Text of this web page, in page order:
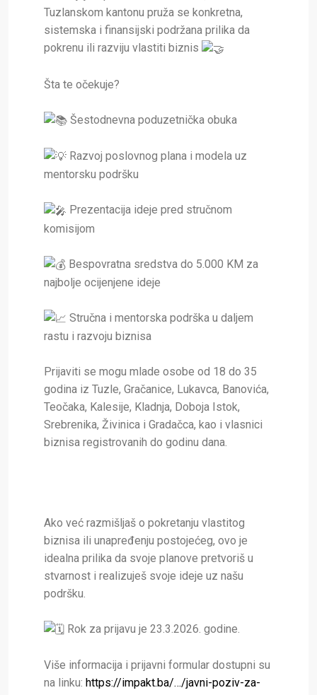
Tuzlanskom kantonu pruža se konkretna,
sistemska i finansijski podržana prilika da
pokrenu ili razviju vlastiti biznis
Šta te očekuje?
Šestodnevna poduzetnička obuka
Razvoj poslovnog plana i modela uz
mentorsku podršku
Prezentacija ideje pred stručnom
komisijom
Bespovratna sredstva do 5.000 KM za
najbolje ocijenjene ideje
Stručna i mentorska podrška u daljem
rastu i razvoju biznisa
Prijaviti se mogu mlade osobe od 18 do 35
godina iz Tuzle, Gračanice, Lukavca, Banovića,
Teočaka, Kalesije, Kladnja, Doboja Istok,
Srebrenika, Živinica i Gradačca, kao i vlasnici
biznisa registrovanih do godinu dana.
Ako već razmišljaš o pokretanju vlastitog
biznisa ili unapređenju postojećeg, ovo je
idealna prilika da svoje planove pretvoriš u
stvarnost i realizuješ svoje ideje uz našu
podršku.
Rok za prijavu je 23.3.2026. godine.
Više informacija i prijavni formular dostupni su
na linku: https://impakt.ba/…/javni-poziv-za-